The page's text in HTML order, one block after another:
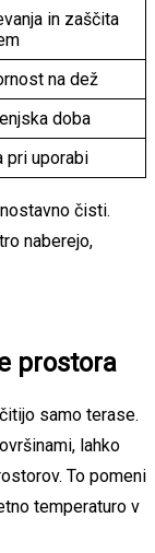
in zaščita
na dež
doba
pri uporabi
čisti.
naberejo,
prostora
samo terase.
lahko
To pomeni
temperaturo v